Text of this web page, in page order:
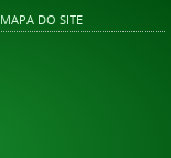
MAPA DO SITE